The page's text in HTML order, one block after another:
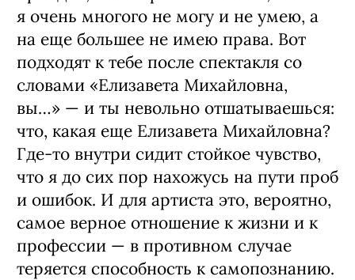
я очень многого не могу и не умею, а
на еще большее не имею права. Вот
подходят к тебе после спектакля со
словами «Елизавета Михайловна,
вы…» — и ты невольно отшатываешься:
что, какая еще Елизавета Михайловна?
Где-то внутри сидит стойкое чувство,
что я до сих пор нахожусь на пути проб
и ошибок. И для артиста это, вероятно,
самое верное отношение к жизни и к
профессии — в противном случае
теряется способность к самопознанию.